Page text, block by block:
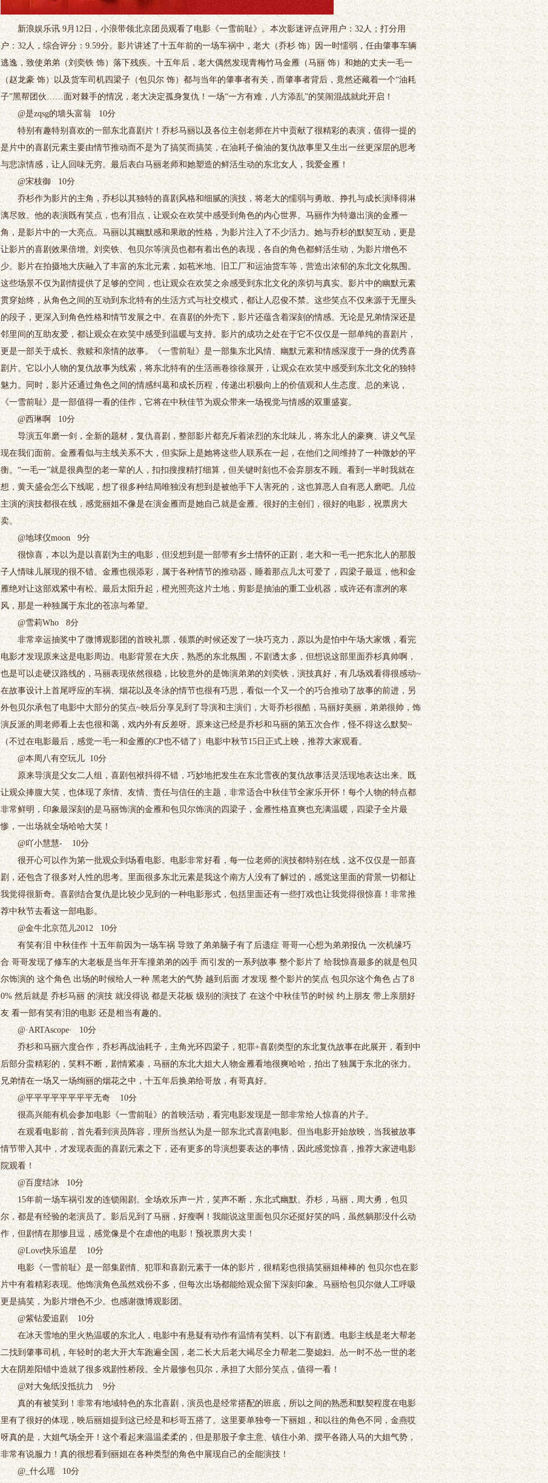
新浪娱乐讯 9月12日，小浪带领北京团员观看了电影《一雪前耻》。本次影迷评点评用户：32人；打分用
户：32人，综合评分：9.59分。影片讲述了十五年前的一场车祸中，老大（乔杉 饰）因一时懦弱，任由肇事车辆
逃逸，致使弟弟（刘奕铁 饰）落下残疾。十五年后，老大偶然发现青梅竹马金雁（马丽 饰）和她的丈夫一毛一
（赵龙豪 饰）以及货车司机四梁子（包贝尔 饰）都与当年的肇事者有关，而肇事者背后，竟然还藏着一个“油耗
子”黑帮团伙……面对棘手的情况，老大决定孤身复仇！一场“一方有难，八方添乱”的笑闹混战就此开启！
@是zqsg的墙头富翁 10分
特别有趣特别喜欢的一部东北喜剧片！乔杉马丽以及各位主创老师在片中贡献了很精彩的表演，值得一提的
是片中的喜剧元素主要由情节推动而不是为了搞笑而搞笑，在油耗子偷油的复仇故事里又生出一丝更深层的思考
与悲凉情感，让人回味无穷。最后表白马丽老师和她塑造的鲜活生动的东北女人，我爱金雁！
@宋枝御 10分
乔杉作为影片的主角，乔杉以其独特的喜剧风格和细腻的演技，将老大的懦弱与勇敢、挣扎与成长演绎得淋
漓尽致。他的表演既有笑点，也有泪点，让观众在欢笑中感受到角色的内心世界。马丽作为特邀出演的金雁一
角，是影片中的一大亮点。马丽以其幽默感和果敢的性格，为影片注入了不少活力。她与乔杉的默契互动，更是
让影片的喜剧效果倍增。刘奕铁、包贝尔等演员也都有着出色的表现，各自的角色都鲜活生动，为影片增色不
少。影片在拍摄地大庆融入了丰富的东北元素，如苞米地、旧工厂和运油货车等，营造出浓郁的东北文化氛围。
这些场景不仅为剧情提供了足够的空间，也让观众在欢笑之余感受到东北文化的亲切与真实。影片中的幽默元素
贯穿始终，从角色之间的互动到东北特有的生活方式与社交模式，都让人忍俊不禁。这些笑点不仅来源于无厘头
的段子，更深入到角色性格和情节发展之中。在喜剧的外壳下，影片还蕴含着深刻的情感。无论是兄弟情深还是
邻里间的互助友爱，都让观众在欢笑中感受到温暖与支持。影片的成功之处在于它不仅仅是一部单纯的喜剧片，
更是一部关于成长、救赎和亲情的故事。《一雪前耻》是一部集东北风情、幽默元素和情感深度于一身的优秀喜
剧片。它以小人物的复仇故事为线索，将东北特有的生活画卷徐徐展开，让观众在欢笑中感受到东北文化的独特
魅力。同时，影片还通过角色之间的情感纠葛和成长历程，传递出积极向上的价值观和人生态度。总的来说，
《一雪前耻》是一部值得一看的佳作，它将在中秋佳节为观众带来一场视觉与情感的双重盛宴。
@西琳啊 10分
导演五年磨一剑，全新的题材，复仇喜剧，整部影片都充斥着浓烈的东北味儿，将东北人的豪爽、讲义气呈
现在我们面前。金雁看似与主线关系不大，但实际上是她将这些人联系在一起，在他们之间维持了一种微妙的平
衡。“一毛一”就是很典型的老一辈的人，扣扣搜搜精打细算，但关键时刻也不会弃朋友不顾。看到一半时我就在
想，黄天盛会怎么下线呢，想了很多种结局唯独没有想到是被他手下人害死的，这也算恶人自有恶人磨吧。几位
主演的演技都很在线，感觉丽姐不像是在演金雁而是她自己就是金雁。很好的主创们，很好的电影，祝票房大
卖。
@地球仪moon 9分
很惊喜，本以为是以喜剧为主的电影，但没想到是一部带有乡土情怀的正剧，老大和一毛一把东北人的那股
子人情味儿展现的很不错。金雁也很添彩，属于各种情节的推动器，睡着那点儿太可爱了，四梁子最逗，他和金
雁绝对让这部戏紧中有松。最后太阳升起，橙光照亮这片土地，剪影是抽油的重工业机器，或许还有凛冽的寒
风，那是一种独属于东北的苍凉与希望。
@雪莉Who 8分
非常幸运抽奖中了微博观影团的首映礼票，领票的时候还发了一块巧克力，原以为是怕中午场大家饿，看完
电影才发现原来这是电影周边。电影背景在大庆，熟悉的东北氛围，不剧透太多，但想说这部里面乔杉真帅啊，
也是可以走硬汉路线的，马丽表现依然很稳，比较意外的是饰演弟弟的刘奕铁，演技真好，有几场戏看得很感动~
在故事设计上首尾呼应的车祸、烟花以及冬泳的情节也很有巧思，看似一个又一个的巧合推动了故事的前进，另
外包贝尔承包了电影中大部分的笑点~映后分享见到了导演和主演们，大哥乔杉很酷，马丽好美丽，弟弟很帅，饰
演反派的周老师看上去也很和蔼，戏内外有反差呀。原来这已经是乔杉和马丽的第五次合作，怪不得这么默契~
（不过在电影最后，感觉一毛一和金雁的CP也不错了）电影中秋节15日正式上映，推荐大家观看。
@本周八有空玩儿 10分
原来导演是父女二人组，喜剧包袱抖得不错，巧妙地把发生在东北雪夜的复仇故事活灵活现地表达出来。既
让观众捧腹大笑，也体现了亲情、友情、责任与信任的主题，非常适合中秋佳节全家乐开怀！每个人物的特点都
非常鲜明，印象最深刻的是马丽饰演的金雁和包贝尔饰演的四梁子，金雁性格直爽也充满温暖，四梁子全片最
惨，一出场就全场哈哈大笑！
@吖小慧慧- 10分
很开心可以作为第一批观众到场看电影。电影非常好看，每一位老师的演技都特别在线，这不仅仅是一部喜
剧，还包含了很多对人性的思考。里面很多东北元素是我这个南方人没有了解过的，感觉这里面的背景一切都让
我觉得很新奇。喜剧结合复仇是比较少见到的一种电影形式，包括里面还有一些打戏也让我觉得很惊喜！非常推
荐中秋节去看这一部电影。
@金牛北京范儿2012 10分
有笑有泪 中秋佳作 十五年前因为一场车祸 导致了弟弟脑子有了后遗症 哥哥一心想为弟弟报仇 一次机缘巧
合 哥哥发现了修车的大老板是当年开车撞弟弟的凶手 而引发的一系列故事 整个影片了 给我惊喜最多的就是包贝
尔饰演的 这个角色 出场的时候给人一种 黑老大的气势 越到后面 才发现 整个影片的笑点 包贝尔这个角色 占了8
0% 然后就是 乔杉马丽 的演技 就没得说 都是天花板 级别的演技了 在这个中秋佳节的时候 约上朋友 带上亲朋好
友 看一部有笑有泪的电影 还是相当有趣的。
@·ARTAscope· 10分
乔杉和马丽六度合作，乔杉再战油耗子，主角光环四梁子，犯罪+喜剧类型的东北复仇故事在此展开，看到中
后部分蛮精彩的，笑料不断，剧情紧凑，马丽的东北大姐大人物金雁看地很爽哈哈，拍出了独属于东北的张力。
兄弟情在一场又一场绚丽的烟花之中，十五年后换弟给哥放，有哥真好。
@平平平平平平平平无奇 10分
很高兴能有机会参加电影《一雪前耻》的首映活动，看完电影发现是一部非常给人惊喜的片子。
在观看电影前，首先看到演员阵容，理所当然认为是一部东北式喜剧电影。但当电影开始放映，当我被故事
情节带入其中，才发现表面的喜剧元素之下，还有更多的导演想要表达的事情，因此感觉惊喜，推荐大家进电影
院观看！
@百度结冰 10分
15年前一场车祸引发的连锁闹剧。全场欢乐声一片，笑声不断，东北式幽默。乔杉，马丽，周大勇，包贝
尔，都是有经验的老演员了。影后见到了马丽，好瘦啊！我能说这里面包贝尔还挺好笑的吗，虽然躺那没什么动
作，但剧情在那惨且逗，感觉像是个在虐他的电影！预祝票房大卖！
@Love快乐追星 10分
电影《一雪前耻》是一部集剧情、犯罪和喜剧元素于一体的影片，很精彩也很搞笑丽姐棒棒的 包贝尔也在影
片中有着精彩表现。他饰演角色虽然戏份不多，但每次出场都能给观众留下深刻印象。马丽给包贝尔做人工呼吸
更是搞笑，为影片增色不少。也感谢微博观影团。
@紫钻爱追剧 10分
在冰天雪地的里火热温暖的东北人，电影中有悬疑有动作有温情有笑料。以下有剧透。电影主线是老大帮老
二找到肇事司机，年轻时的老大开大车跑遍全国，老二长大后老大竭尽全力帮老二娶媳妇。怂一时不怂一世的老
大在阴差阳错中造就了很多戏剧性桥段。全片最惨包贝尔，承担了大部分笑点，值得一看！
@对大兔纸没抵抗力 9分
真的有被笑到！非常有地域特色的东北喜剧，演员也是经常搭配的班底，所以之间的熟悉和默契程度在电影
里有了很好的体现，映后丽姐提到这已经是和杉哥五搭了。这里要单独夸一下丽姐，和以往的角色不同，金燕哎
呀真的是，大姐气场全开！这个看起来温温柔柔的，但是那股子拿主意、镇住小弟、摆平各路人马的大姐气势，
非常有说服力！真的很想看到丽姐在各种类型的角色中展现自己的全能演技！
@_什么瑶 10分